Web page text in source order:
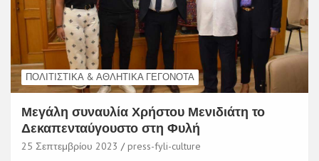
ΠΟΛΙΤΙΣΤΙΚΆ & ΑΘΛΗΤΙΚΆ ΓΕΓΟΝΌΤΑ
Μεγάλη συναυλία Χρήστου Μενιδιάτη το
Δεκαπενταύγουστο στη Φυλή
25 Σεπτεμβρίου 2023 press-fyli-culture